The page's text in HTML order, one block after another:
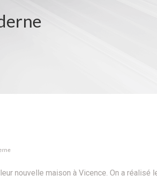
nouvelle maison à Vicence. On a